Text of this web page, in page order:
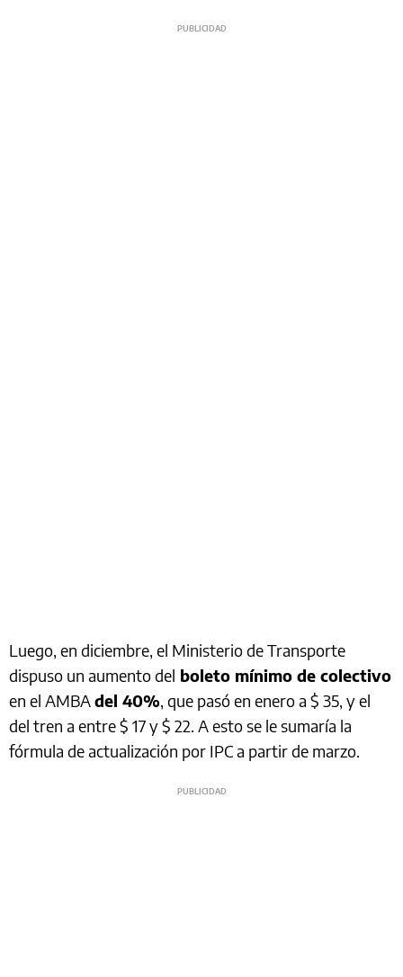
Luego, en diciembre, el Ministerio de Transporte
dispuso un aumento del boleto mínimo de colectivo
en el AMBAdel 40%, que pasó en enero a $ 35, y el
del tren a entre $ 17 y $ 22. A esto se le sumaría la
fórmula de actualización por IPC a partir de marzo.